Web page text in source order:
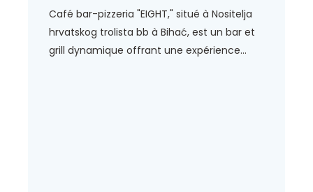
Café bar-pizzeria "EIGHT," situé à Nositelja
hrvatskog trolista bb à Bihać, est un bar et
grill dynamique offrant une expérience...